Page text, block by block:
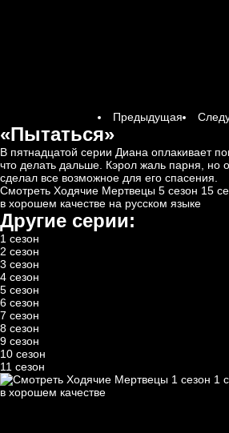
Предыдущая
«Пытаться»
В пятнадцатой серии Диана оплакивает
что делать дальше. Кэрол жаль парня, но
сделал все возможное для его спасения.
Смотреть Ходячие Мертвецы 5 сезон 15
в хорошем качестве на русском языке
Другие серии:
1 сезон
2 сезон
3 сезон
4 сезон
5 сезон
6 сезон
7 сезон
8 сезон
9 сезон
10 сезон
11 сезон